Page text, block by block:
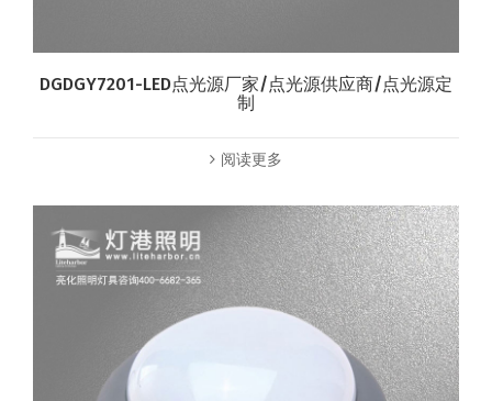
DGDGY7201-LED点光源厂家/点光源供应商/点光源定
制
阅读更多